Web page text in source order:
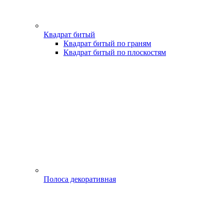
Квадрат битый
Квадрат битый по граням
Квадрат битый по плоскостям
Полоса декоративная